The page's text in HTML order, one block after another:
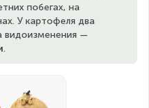
побегах, на
У картофеля два
.